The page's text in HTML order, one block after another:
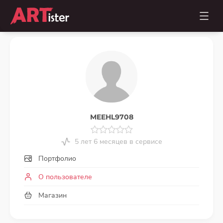
MEEHL9708
5 лет 6 месяцев в сервисе
Портфолио
О пользователе
Магазин